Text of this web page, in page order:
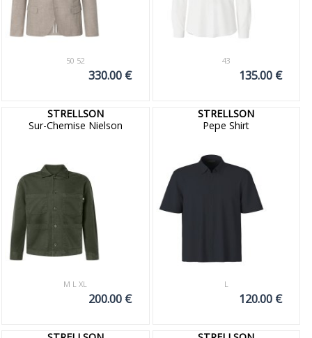
50 52
330.00 €
43
135.00 €
STRELLSON
Sur-Chemise Nielson
M L XL
200.00 €
STRELLSON
Pepe Shirt
L
120.00 €